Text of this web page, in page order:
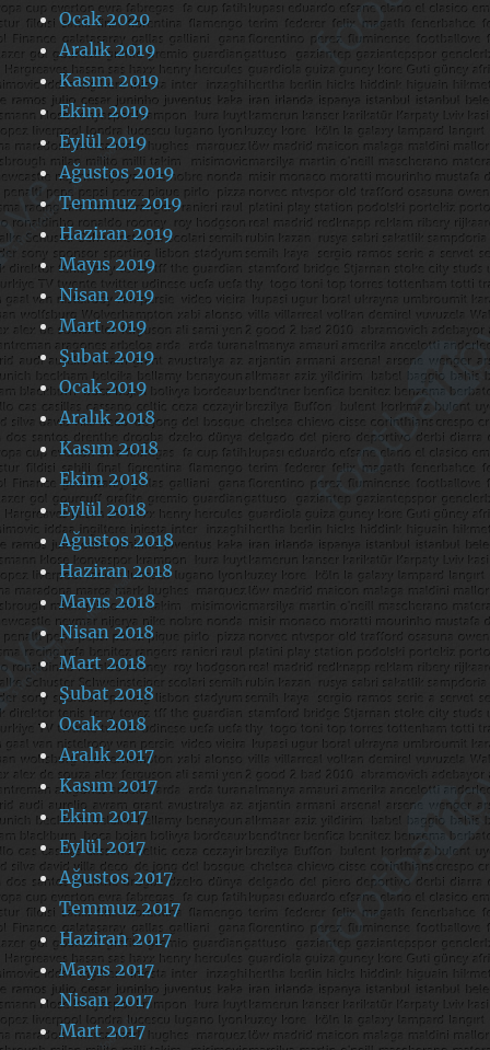
Ocak 2020
Aralık 2019
Kasım 2019
Ekim 2019
Eylül 2019
Ağustos 2019
Temmuz 2019
Haziran 2019
Mayıs 2019
Nisan 2019
Mart 2019
Şubat 2019
Ocak 2019
Aralık 2018
Kasım 2018
Ekim 2018
Eylül 2018
Ağustos 2018
Haziran 2018
Mayıs 2018
Nisan 2018
Mart 2018
Şubat 2018
Ocak 2018
Aralık 2017
Kasım 2017
Ekim 2017
Eylül 2017
Ağustos 2017
Temmuz 2017
Haziran 2017
Mayıs 2017
Nisan 2017
Mart 2017